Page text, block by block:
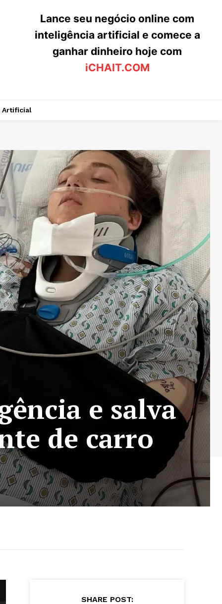
Lance seu negócio online com
inteligência artificial e comece a
ganhar dinheiro hoje com
iCHAIT.COM
Artificial
e salva
de carro
SHARE POST: